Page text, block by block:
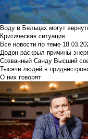
Воду в Бельцах могут
Критическая ситуация
Все новости по теме
Додон раскрыл причины
Созванный Санду Высший
Тысячи людей в
О них говорят